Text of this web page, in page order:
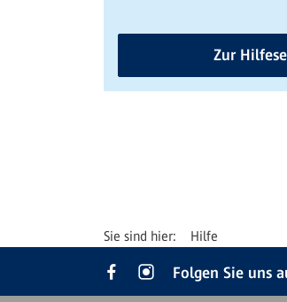
Zur
Hilfe
Folgen Sie uns